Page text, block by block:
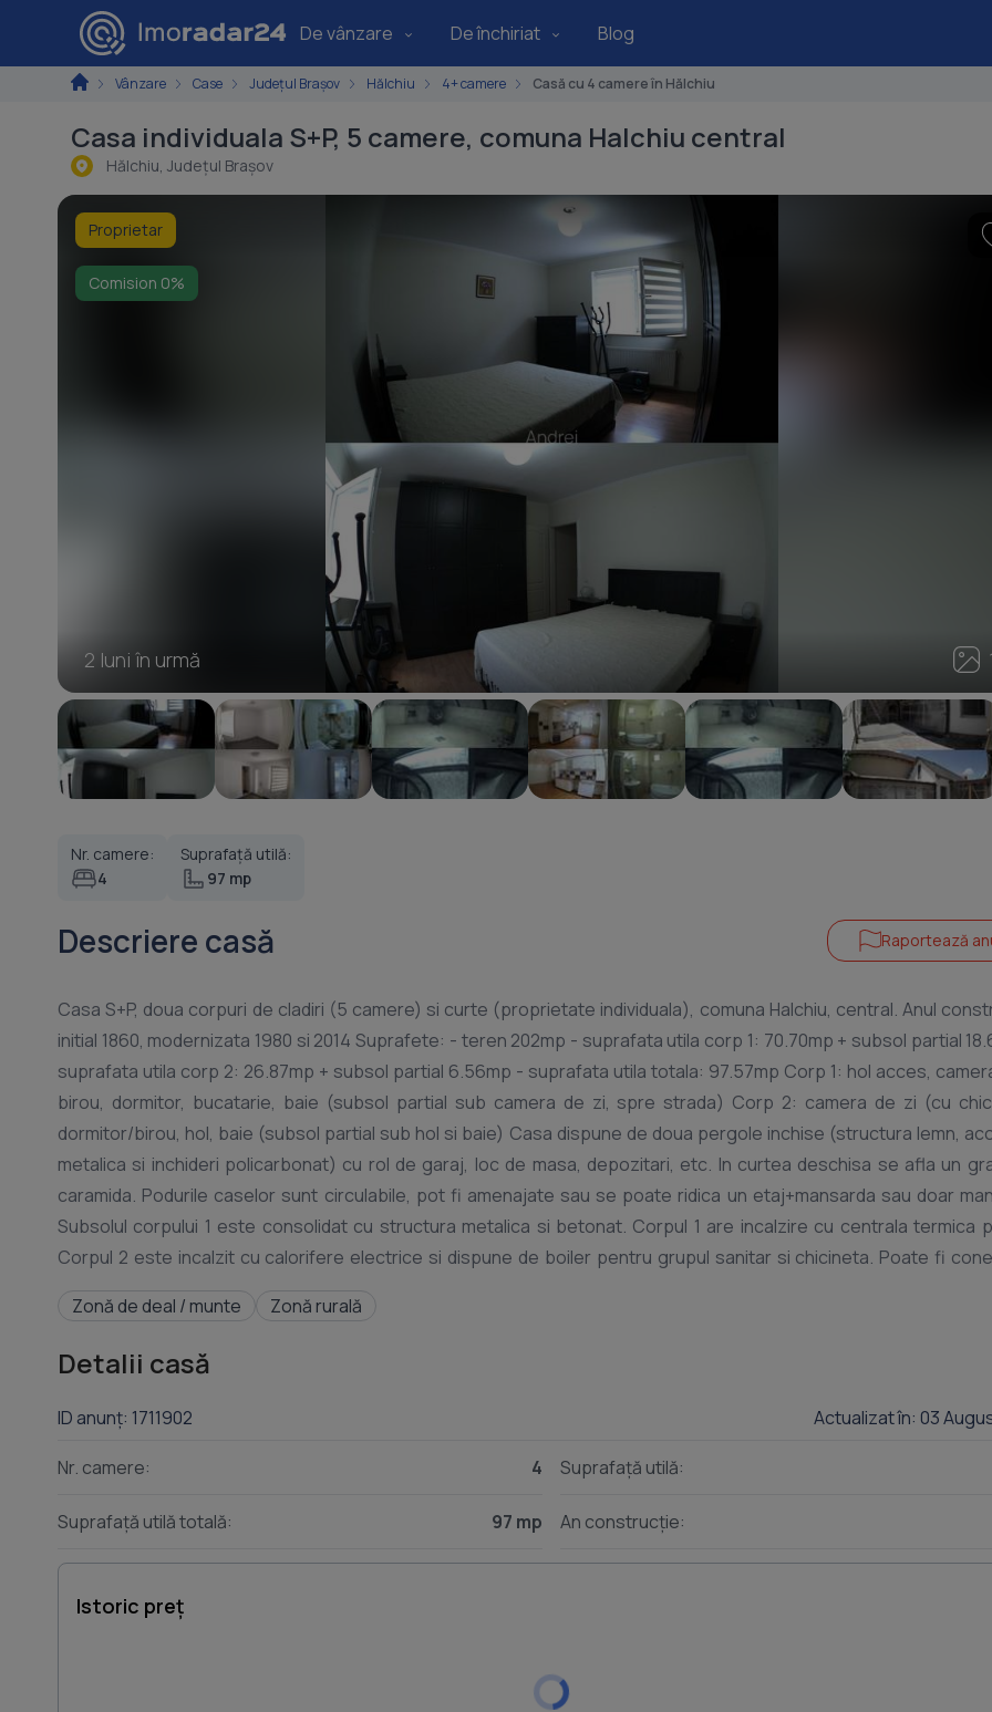
De vânzare De închiriat Blog
Vânzare Case Județul Brașov Hălchiu 4+ camere Casă cu 4 camere în Hălchiu
Casa individuala S+P, 5 camere, comuna Halchiu central
Hălchiu, Judeţul Braşov
2 luni în urmă
Proprietar
Comision 0%
Nr. camere:
4
Suprafață utilă:
97 mp
Descriere casă Raportează
Casa S+P, doua corpuri de cladiri (5 camere) si curte (proprietate individuala), comuna Halchiu, central. Anul
initial 1860, modernizata 1980 si 2014 Suprafete: - teren 202mp - suprafata utila corp 1: 70.70mp + subsol partial
suprafata utila corp 2: 26.87mp + subsol partial 6.56mp - suprafata utila totala: 97.57mp Corp 1: hol acces,
birou, dormitor, bucatarie, baie (subsol partial sub camera de zi, spre strada) Corp 2: camera de zi (cu
dormitor/birou, hol, baie (subsol partial sub hol si baie) Casa dispune de doua pergole inchise (structura lemn,
metalica si inchideri policarbonat) cu rol de garaj, loc de masa, depozitari, etc. In curtea deschisa se afla un
caramida. Podurile caselor sunt circulabile, pot fi amenajate sau se poate ridica un etaj+mansarda sau doar
Subsolul corpului 1 este consolidat cu structura metalica si betonat. Corpul 1 are incalzire cu centrala termica
Corpul 2 este incalzit cu calorifere electrice si dispune de boiler pentru grupul sanitar si chicineta. Poate fi
Proprietatea este conectata la gaz, apa, canal, curent electric, internet (DIGI) si se afla la strada asfaltata in
comunei. Dormitorul este mobilat complet, bucatariile partial mobilate/utilate, camerele de zi partial
Zonă de deal / munte Zonă rurală
Detalii casă
Actualizat în: 03
ID anunț: 1711902
Nr. camere: 4 Suprafață utilă:
Suprafață utilă totală: 97 mp An construcție:
Istoric preț